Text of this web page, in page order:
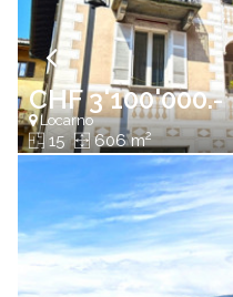
CHF 3'100'000.-
Locarno
15 606 m2